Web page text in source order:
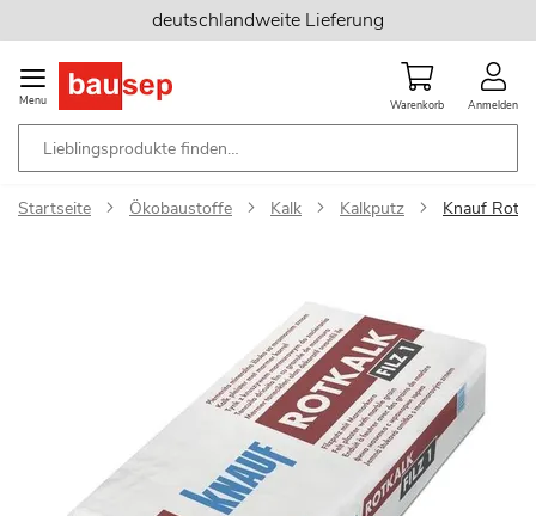
Inhalt
springen
deutschlandweite Lieferung
Menu Warenkorb Anmelden
Startseite Ökobaustoffe Kalk Kalkputz Knauf